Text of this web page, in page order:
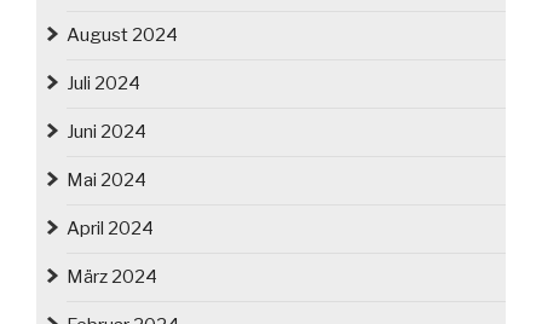
August 2024
Juli 2024
Juni 2024
Mai 2024
April 2024
März 2024